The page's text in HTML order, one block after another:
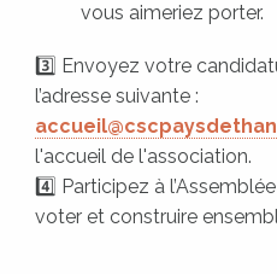
vous aimeriez porter.
3️⃣ Envoyez votre
l’adresse suivante :
l'accueil de l'association.
4️⃣ Participez à
voter et construire